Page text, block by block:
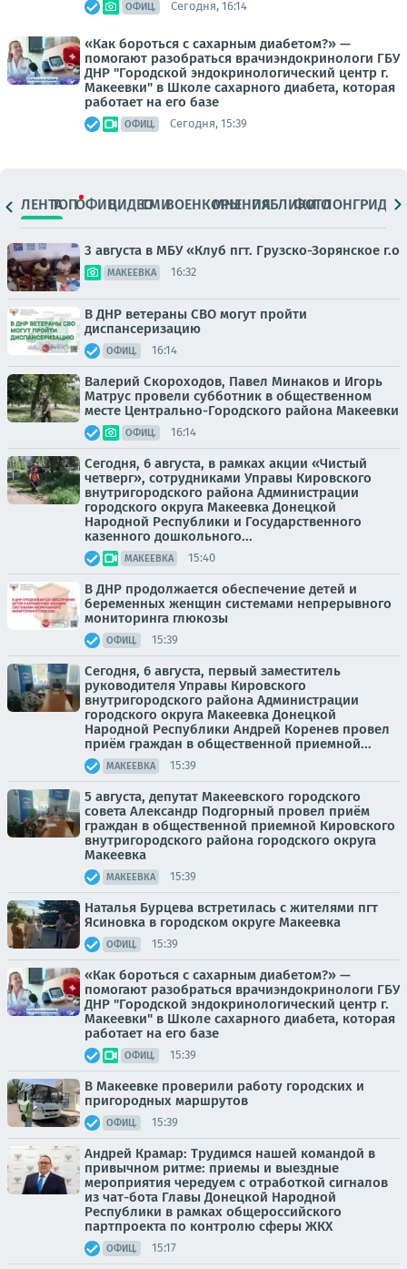
ОФИЦ. Сегодня, 16:14
«Как бороться с сахарным диабетом?» —
помогают разобраться врачиэндокринологи ГБУ
ДНР "Городской эндокринологический центр г.
Макеевки" в Школе сахарного диабета, которая
работает на его базе
ОФИЦ. Сегодня, 15:39
ЛЕНТАТОПОФИЦ.ВИДЕОСМИВОЕНКОРЫМНЕНИЯПАБЛИКИ
ФОТОЛОНГРИДЫ
3 августа в МБУ «Клуб пгт. Грузско-Зорянское г.о
МАКЕЕВКА 16:32
В ДНР ветераны СВО могут пройти
диспансеризацию
ОФИЦ. 16:14
Валерий Скороходов, Павел Минаков и Игорь
Матрус провели субботник в общественном
месте Центрально-Городского района Макеевки
ОФИЦ. 16:14
Сегодня, 6 августа, в рамках акции «Чистый
четверг», сотрудниками Управы Кировского
внутригородского района Администрации
городского округа Макеевка Донецкой
Народной Республики и Государственного
казенного дошкольного...
МАКЕЕВКА 15:40
В ДНР продолжается обеспечение детей и
беременных женщин системами непрерывного
мониторинга глюкозы
ОФИЦ. 15:39
Сегодня, 6 августа, первый заместитель
руководителя Управы Кировского
внутригородского района Администрации
городского округа Макеевка Донецкой
Народной Республики Андрей Коренев провел
приём граждан в общественной приемной...
МАКЕЕВКА 15:39
5 августа, депутат Макеевского городского
совета Александр Подгорный провел приём
граждан в общественной приемной Кировского
внутригородского района городского округа
Макеевка
МАКЕЕВКА 15:39
Наталья Бурцева встретилась с жителями пгт
Ясиновка в городском округе Макеевка
ОФИЦ. 15:39
«Как бороться с сахарным диабетом?» —
помогают разобраться врачиэндокринологи ГБУ
ДНР "Городской эндокринологический центр г.
Макеевки" в Школе сахарного диабета, которая
работает на его базе
ОФИЦ. 15:39
В Макеевке проверили работу городских и
пригородных маршрутов
ОФИЦ. 15:39
Андрей Крамар: Трудимся нашей командой в
привычном ритме: приемы и выездные
мероприятия чередуем с отработкой сигналов
из чат-бота Главы Донецкой Народной
Республики в рамках общероссийского
партпроекта по контролю сферы ЖКХ
ОФИЦ. 15:17